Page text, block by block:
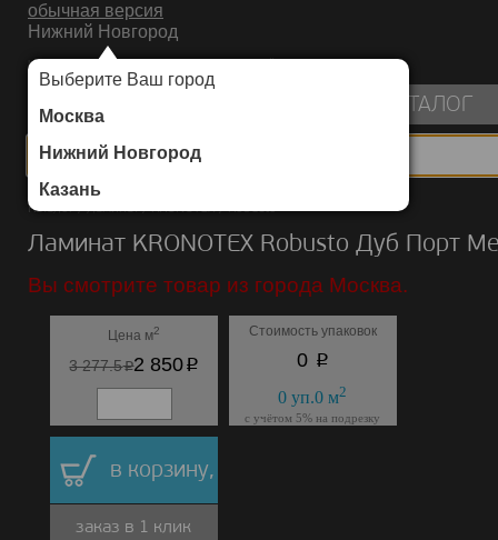
обычная версия
Нижний Новгород
Выберите Ваш город
Москва
Нижний Новгород
Казань
ИНТЕРНЕТ-МАГАЗИН НАПОЛЬНЫХ ПОКРЫТИЙ
КАТАЛОГ
Каталог/Ламинат/KRONOTEX/Robusto
Ламинат KRONOTEX Robusto Дуб Порт
Вы смотрите товар из города Москва.
Цена м2
3 277.5p2 850p
Стоимость упаковок
0 p
0 уп.0 м2
с учётом 5% на подрезку
в корзину,
заказ в 1 клик